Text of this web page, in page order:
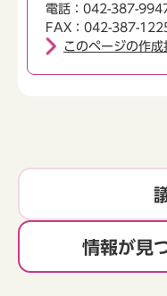
電話：042-387-
FAX：042-387-
このページの作
情報が見